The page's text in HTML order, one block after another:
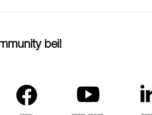
bei!